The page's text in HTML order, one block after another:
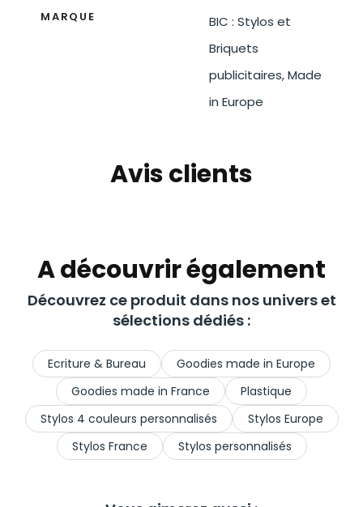
MARQUE
BIC : Stylos et
Briquets
publicitaires, Made
in Europe
Avis clients
A découvrir également
Découvrez ce produit dans nos univers et
sélections dédiés :
Ecriture & Bureau
Goodies made in Europe
Goodies made in France
Plastique
Stylos 4 couleurs personnalisés
Stylos Europe
Stylos France
Stylos personnalisés